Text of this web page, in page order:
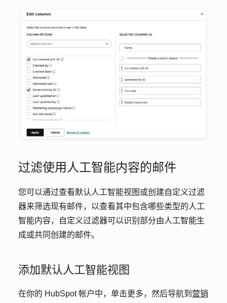
过滤使用人工智能内容的邮件
您可以通过查看默认人工智能视图或创建自定义过滤
器来筛选现有邮件，以查看其中包含哪些类型的人工
智能内容，自定义过滤器可以识别部分由人工智能生
成或共同创建的邮件。
添加默认人工智能视图
在你的 HubSpot 帐户中，单击更多，然后导航到 营销